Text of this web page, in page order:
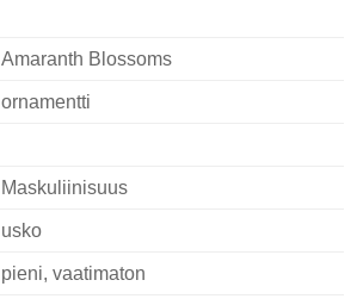
Amaranth Blossoms
ornamentti
Maskuliinisuus
usko
pieni, vaatimaton